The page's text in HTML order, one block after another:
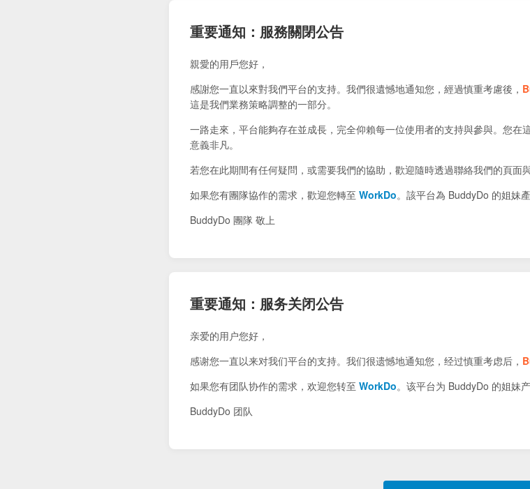
重要通知：服務關閉公告
親愛的用戶您好，
感謝您一直以來對我們平台的支持。我們很遺憾地通知您，經過慎重考慮後，
這是我們業務策略調整的一部分。
一路走來，平台能夠存在並成長，完全仰賴每一位使用者的支持與參與。您
意義非凡。
若您在此期間有任何疑問，或需要我們的協助，歡迎隨時透過聯絡我們的頁面與
如果您有團隊協作的需求，歡迎您轉至 WorkDo。該平台為 BuddyDo 的姐妹
BuddyDo 團隊 敬上
重要通知：服务关闭公告
亲爱的用户您好，
感谢您一直以来对我们平台的支持。我们很遗憾地通知您，经过慎重考虑后，
如果您有团队协作的需求，欢迎您转至 WorkDo。该平台为 BuddyDo 的姐妹
BuddyDo 团队